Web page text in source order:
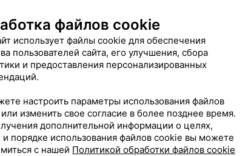
с психосоматическими
гипноз
ассоциация
A Public Health Approach
файлов cookie
использует файлы cookie для обеспечения
пользователей сайта, его улучшения, сбора
и предоставления персонализированных
настроить параметры использования файлов
изменить свое согласие в более позднее время.
дополнительной информации о целях,
и порядке использования файлов cookie вы можете
с нашей Политикой обработки файлов cookie